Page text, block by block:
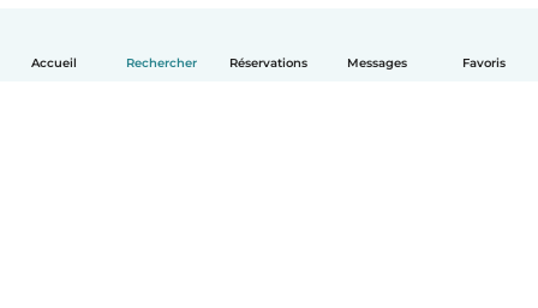
Accueil Rechercher Réservations Messages Favoris